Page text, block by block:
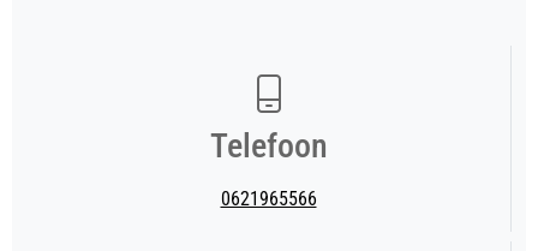
Telefoon
0621965566